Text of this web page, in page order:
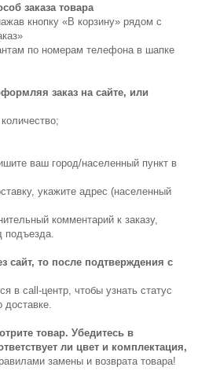
заказа товара
кнопку «В корзину» рядом с
по номерам телефона в шапке
заказ на сайте, или
ваш город/населенный пункт в
укажите адрес (населенный
комментарий к заказу,
подъезда.
сайт, то после подтверждения с
в call-центр, чтобы узнать статус
товар. Убедитесь в
ли цвет и комплектация,
замены и возврата товара!